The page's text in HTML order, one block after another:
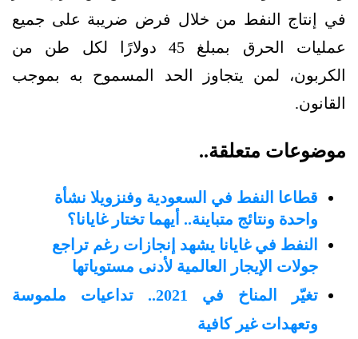
في إنتاج النفط من خلال فرض ضريبة على جميع
عمليات الحرق بمبلغ 45 دولارًا لكل طن من
الكربون، لمن يتجاوز الحد المسموح به بموجب
القانون.
موضوعات متعلقة..
قطاعا النفط في السعودية وفنزويلا نشأة
واحدة ونتائج متباينة.. أيهما تختار غايانا؟
النفط في غايانا يشهد إنجازات رغم تراجع
جولات الإيجار العالمية لأدنى مستوياتها
تغيّر المناخ في 2021.. تداعيات ملموسة
وتعهدات غير كافية